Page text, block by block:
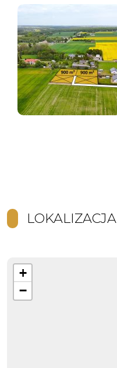
LOKALIZACJA
+
−